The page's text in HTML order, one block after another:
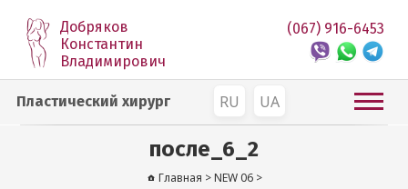
Добряков
Константин
Владимирович
RU UA
(067) 916-6453
Пластический хирург
после_6_2
Главная >NEW 06 >